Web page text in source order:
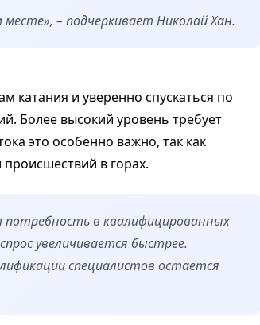
– подчеркивает Николай Хан.
катания и уверенно спускаться по
Более высокий уровень требует
это особенно важно, так как
в горах.
в квалифицированных
увеличивается быстрее.
специалистов остаётся